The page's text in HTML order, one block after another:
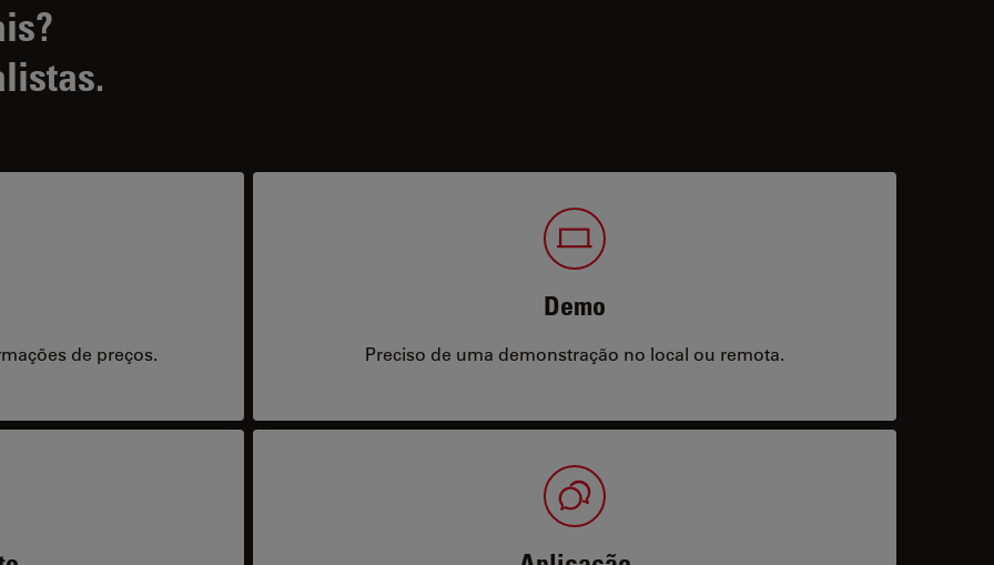
de preços.
Demo
Preciso de uma demonstração no local ou remota.